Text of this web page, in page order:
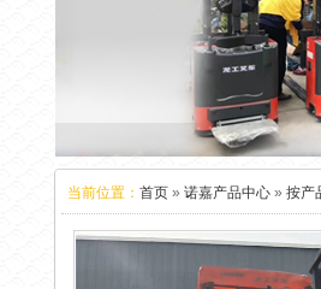
当前位置： 首页 » 诺嘉产品中心 » 按产